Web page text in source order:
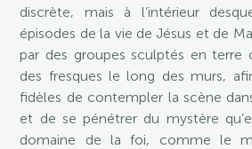
discrète, mais à l’intérieur
épisodes de la vie de Jésus et de
par des groupes sculptés en terre
des fresques le long des murs,
fidèles de contempler la scène
et de se pénétrer du mystère
domaine de la foi, comme le